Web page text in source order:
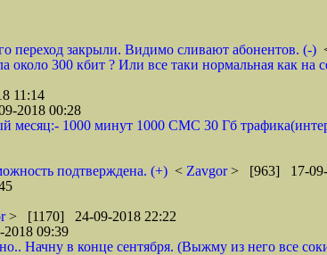
переход закрыли. Видимо сливают абонентов. (-)
300 кбит ? Или все таки нормальная как на
11:14
2018 00:28
месяц:- 1000 минут 1000 СМС 30 Гб
подтверждена. (+) < Zavgor> [963] 17-09-
> [1170] 24-09-2018 22:22
09:39
Начну в конце сентября. (Выжму из него все